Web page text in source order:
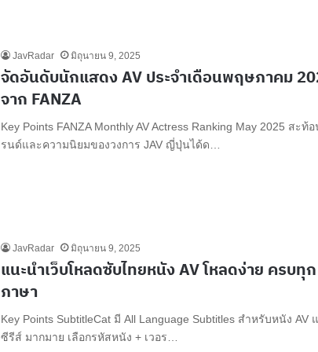
JavRadar มิถุนายน 9, 2025
จัดอันดับนักแสดง AV ประจำเดือนพฤษภาคม
จาก FANZA
Key Points FANZA Monthly AV Actress Ranking May 2025 สะท้อ
รนด์และความนิยมของวงการ JAV ญี่ปุ่นได้ด…
JavRadar มิถุนายน 9, 2025
แนะนำเว็บโหลดซับไทยหนัง AV โหลดง่าย ครบทุก
ภาษา
Key Points SubtitleCat มี All Language Subtitles สำหรับหนัง AV
ซีรีส์ มากมาย เลือกรหัสหนัง + เวอร…